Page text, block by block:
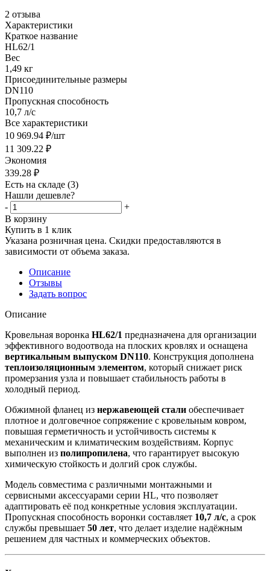
2 отзыва
Характеристики
Краткое название
HL62/1
Вес
1,49 кг
Присоединительные размеры
DN110
Пропускная способность
10,7 л/с
Все характеристики
10 969.94 ₽/шт
11 309.22 ₽
Экономия
339.28 ₽
Есть на складе (3)
Нашли дешевле?
-
+
В корзину
Купить в 1 клик
Указана розничная цена. Скидки предоставляются в
зависимости от объема заказа.
Описание
Отзывы
Задать вопрос
Описание
Кровельная воронка HL62/1 предназначена для организации
эффективного водоотвода на плоских кровлях и оснащена
вертикальным выпуском DN110. Конструкция дополнена
теплоизоляционным элементом, который снижает риск
промерзания узла и повышает стабильность работы в
холодный период.
Обжимной фланец из нержавеющей стали обеспечивает
плотное и долговечное сопряжение с кровельным ковром,
повышая герметичность и устойчивость системы к
механическим и климатическим воздействиям. Корпус
выполнен из полипропилена, что гарантирует высокую
химическую стойкость и долгий срок службы.
Модель совместима с различными монтажными и
сервисными аксессуарами серии HL, что позволяет
адаптировать её под конкретные условия эксплуатации.
Пропускная способность воронки составляет 10,7 л/с, а срок
службы превышает 50 лет, что делает изделие надёжным
решением для частных и коммерческих объектов.